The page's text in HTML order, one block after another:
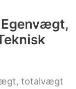
totalvægt